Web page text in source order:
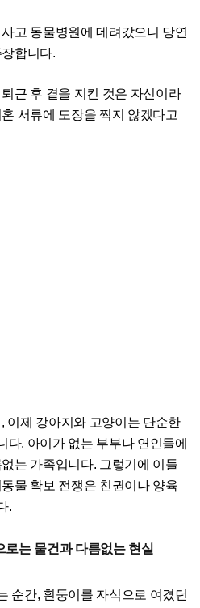
고 동물병원에 데려갔으니 당연
합니다.
근 후 곁을 지킨 것은 자신이라
서류에 도장을 찍지 않겠다고
이제 강아지와 고양이는 단순한
다. 아이가 없는 부부나 연인들에
는 가족입니다. 그렇기에 이들
물 확보 전쟁은 친권이나 양육
.
는 물건과 다름없는 현실
순간, 흰둥이를 자식으로 여겼던